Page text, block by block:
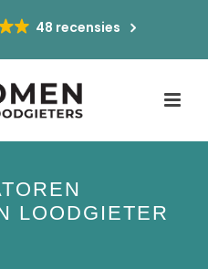
48 recensies
LOODGIETER